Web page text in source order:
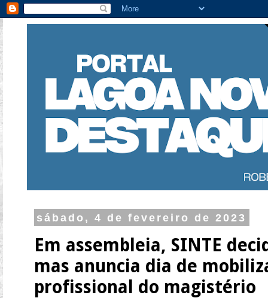
sábado, 4 de fevereiro de 2023
Em assembleia, SINTE
mas anuncia dia de
profissional do magistério